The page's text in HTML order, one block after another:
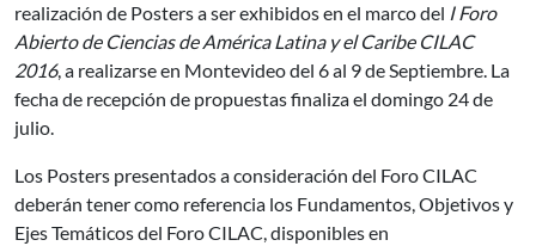
realización de Posters a ser exhibidos en el marco del I Foro
Abierto de Ciencias de América Latina y el Caribe CILAC
2016, a realizarse en Montevideo del 6 al 9 de Septiembre. La
fecha de recepción de propuestas finaliza el domingo 24 de
julio.
Los Posters presentados a consideración del Foro CILAC
deberán tener como referencia los Fundamentos, Objetivos y
Ejes Temáticos del Foro CILAC, disponibles en